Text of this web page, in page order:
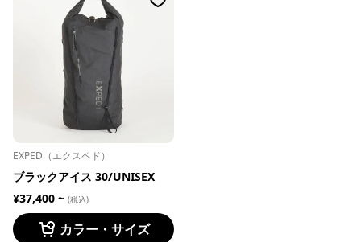
EXPED（エクスペド）
ブラックアイス 30/UNISEX
¥37,400 ~ (税込)
カラー・サイズ